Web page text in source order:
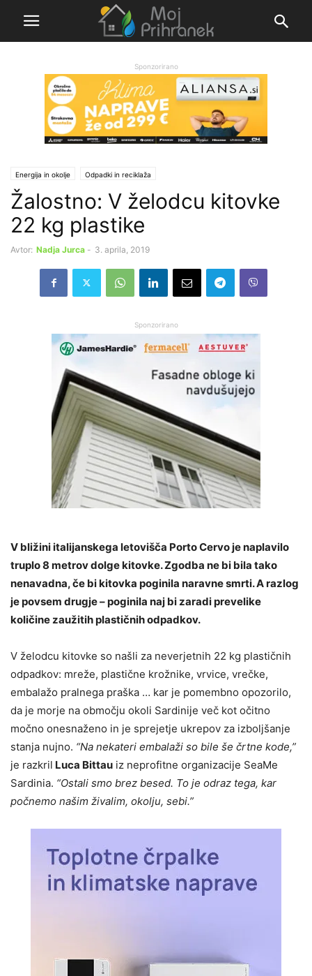
Sponzorirano
Energija in okolje Odpadki in reciklaža
Žalostno: V želodcu kitovke
22 kg plastike
Avtor: Nadja Jurca - 3. aprila, 2019
Sponzorirano
V bližini italijanskega letovišča Porto Cervo je naplavilo
truplo 8 metrov dolge kitovke. Zgodba ne bi bila tako
nenavadna, če bi kitovka poginila naravne smrti. A razlog
je povsem drugje – poginila naj bi zaradi prevelike
količine zaužitih plastičnih odpadkov.
V želodcu kitovke so našli za neverjetnih 22 kg plastičnih
odpadkov: mreže, plastične krožnike, vrvice, vrečke,
embalažo pralnega praška … kar je pomembno opozorilo,
da je morje na območju okoli Sardinije več kot očitno
močno onesnaženo in je sprejetje ukrepov za izboljšanje
stanja nujno. “Na nekateri embalaži so bile še črtne kode,”
je razkril Luca Bittau iz neprofitne organizacije SeaMe
Sardinia. “Ostali smo brez besed. To je odraz tega, kar
počnemo našim živalim, okolju, sebi.”